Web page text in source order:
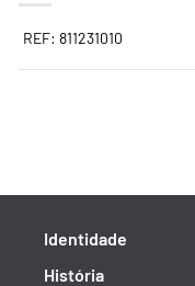
REF: 811231010
Identidade
História